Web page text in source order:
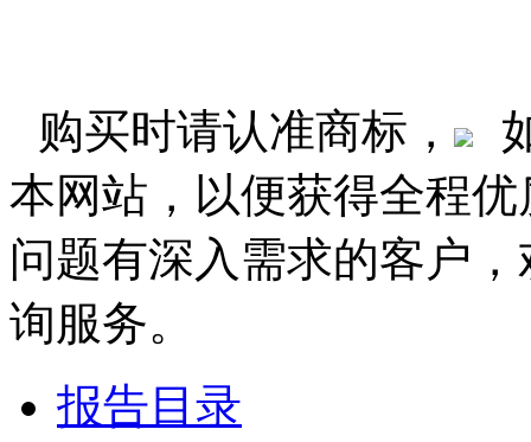
购买时请认准商标，
本网站，以便获得全程
问题有深入需求的客户
询服务。
报告目录